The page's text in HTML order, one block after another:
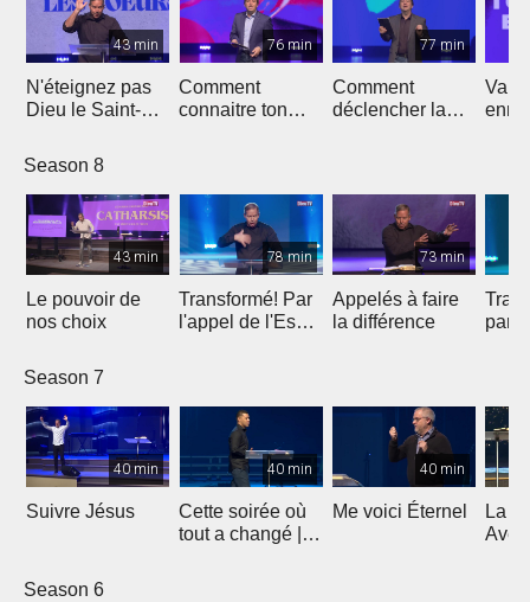
43 min
N'éteignez pas
Dieu le Saint-
76 min
Comment
connaitre ton
77 min
Comment
déclencher la
Season 8
43 min
Le pouvoir de
nos choix
78 min
Transformé! Par
l'appel de l'Esprit
73 min
Appelés à faire
la différence
Season 7
40 min
Suivre Jésus
40 min
Cette soirée où
tout a changé |
40 min
Me voici Éternel
La
Season 6